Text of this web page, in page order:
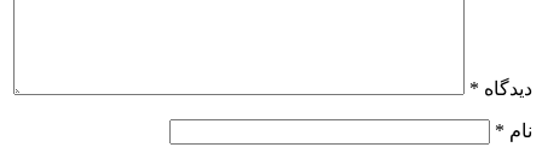
دیدگاه *
نام *